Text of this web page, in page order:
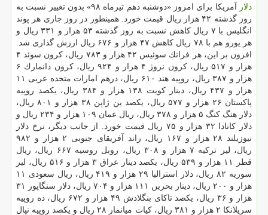
دلار
آمریكا برای امروز «دوشنبه دهم تیرماه ۹۸» بدون تغییر نسبت به
روز گذشته ۴۲ هزار ریال قیمت خورد. همینطور در روز جاری هر پوند
انگلیس با ۷ ریال كاهش نسبت به روز گذشته ۵۳ هزار و ۳۳۱ ریال و
هر یورو هم با ۷۸ ریال كاهش ۴۷ هزار و ۶۷۶ ریال ارزش گذاری شد.
افزون بر این، هر فرانك سوئیس ۴۲ هزار و ۷۸۳ ریال، كرون سوئد ۴
هزار و ۵۱۷ ریال، كرون نروژ ۴ هزار و ۹۲۴ ریال، كرون دانمارك ۶
هزار و ۳۸۷ ریال، روپیه هند ۶۱۰ ریال، درهم امارات متحده عربی ۱۱
هزار و ۴۳۷ ریال، دینار كویت ۱۳۸ هزار و ۳۸۴ ریال، یكصد روپیه
پاكستان ۲۶ هزار و ۵۷۷ ریال، یكصد ین ژاپن ۳۸ هزار و ۸۰۱ ریال،
دلار هنگ كنگ ۵ هزار و ۳۷۸ ریال، ریال عمان ۱۰۹ هزار و ۲۳۴ ریال و
دلار كانادا ۳۲ هزار و ۷۵ ریال قیمت خورد. از جانب دیگر، نرخ دلار
نیوزیلند ۲۸ هزار و ۱۶۷ ریال، راند آفریقای جنوبی ۲ هزار و ۹۸۲
ریال، لیر تركیه ۷ هزار و ۳۰۸ ریال، روبل روسیه ۶۶۷ ریال، ریال
قطر ۱۱ هزار و ۵۳۹ ریال، یكصد دینار عراق ۳ هزار و ۵۱۶ ریال، لیر
سوریه ۸۲ ریال، دلار استرالیا ۲۹ هزار و ۴۱۹ ریال، ریال سعودی ۱۱
هزار و ۲۰۰ ریال، دینار بحرین ۱۱۱ هزار و ۷۰۴ ریال، دلار سنگاپور ۳۱
هزار و ۳۶ ریال، یكصد تاكای بنگلادش ۴۹ هزار و ۶۷۲ ریال، ده روپیه
سریلانكا ۲ هزار و ۳۸۱ ریال، كیات میانمار ۲۸ ریال و یكصد روپیه نپال